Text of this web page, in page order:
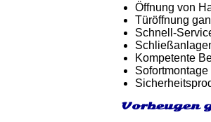
Öffnung von
Türöffnung
Schnell-
Kompetente
Vorbeugen